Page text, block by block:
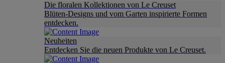
Die floralen Kollektionen von Le Creuset
Blüten-Designs und vom Garten inspirierte Formen
entdecken.
Neuheiten
Entdecken Sie die neuen Produkte von Le Creuset.